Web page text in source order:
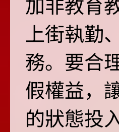
上街執勤
務。要合
假權益，
的狀態投